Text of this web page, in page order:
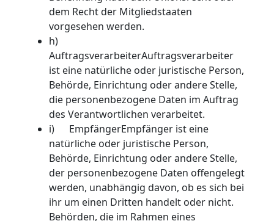
dem Recht der Mitgliedstaaten
vorgesehen werden.
h)
AuftragsverarbeiterAuftragsverarbeiter
ist eine natürliche oder juristische Person,
Behörde, Einrichtung oder andere Stelle,
die personenbezogene Daten im Auftrag
des Verantwortlichen verarbeitet.
i) EmpfängerEmpfänger ist eine
natürliche oder juristische Person,
Behörde, Einrichtung oder andere Stelle,
der personenbezogene Daten offengelegt
werden, unabhängig davon, ob es sich bei
ihr um einen Dritten handelt oder nicht.
Behörden, die im Rahmen eines